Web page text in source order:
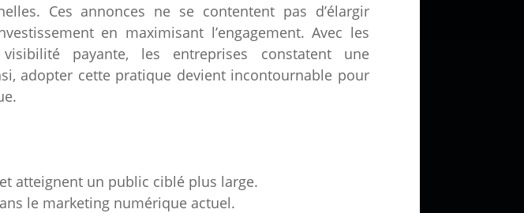
Ces annonces ne se contentent pas d’élargir
en maximisant l’engagement. Avec les
payante, les entreprises constatent une
adopter cette pratique devient incontournable pour
atteignent un public ciblé plus large.
le marketing numérique actuel.